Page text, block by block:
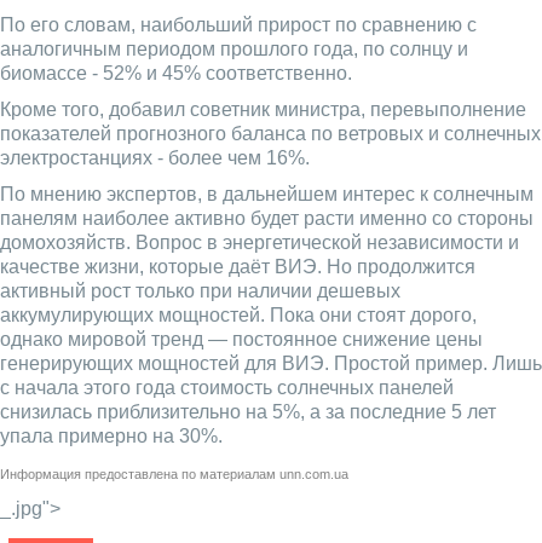
По его словам, наибольший прирост по сравнению с
аналогичным периодом прошлого года, по солнцу и
биомассе - 52% и 45% соответственно.
Кроме того, добавил советник министра, перевыполнение
показателей прогнозного баланса по ветровых и солнечных
электростанциях - более чем 16%.
По мнению экспертов, в дальнейшем интерес к солнечным
панелям наиболее активно будет расти именно со стороны
домохозяйств. Вопрос в энергетической независимости и
качестве жизни, которые даёт ВИЭ. Но продолжится
активный рост только при наличии дешевых
аккумулирующих мощностей. Пока они стоят дорого,
однако мировой тренд — постоянное снижение цены
генерирующих мощностей для ВИЭ. Простой пример. Лишь
с начала этого года стоимость солнечных панелей
снизилась приблизительно на 5%, а за последние 5 лет
упала примерно на 30%.
Информация предоставлена по материалам unn.com.ua
_.jpg">